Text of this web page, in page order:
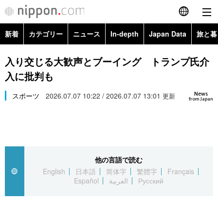
English
简体字
Русский
カテゴリー
経済・ビジネス
国際
トップ
アーカイブ
In-depth
Japan Data
新着 カテゴリー ニュース In-depth Japan Data 旅と
政治・外交
経済・ビジネス
Topics
入り交じる大歓声とブーイング トランプ氏介
入に批判も
News
from Japan
スポーツ 2026.07.07 10:22 / 2026.07.07 13:01 更新
他の言語で読む
English
日本語 简体字 繁體字
Français
Español
العربية Русский